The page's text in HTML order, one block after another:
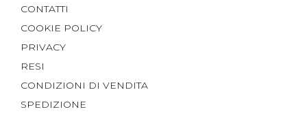
CONTATTI
COOKIE POLICY
PRIVACY
RESI
CONDIZIONI DI VENDITA
SPEDIZIONE